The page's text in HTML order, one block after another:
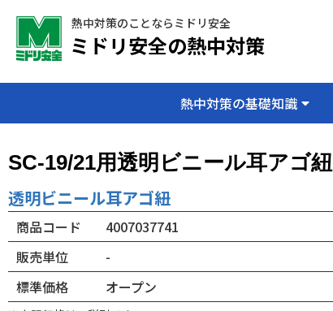
熱中対策のことならミドリ安全
ミドリ安全の熱中対策
熱中対策の基礎知識
SC-19/21用透明ビニール耳アゴ紐
透明ビニール耳アゴ紐
商品コード
4007037741
販売単位
-
標準価格
オープン